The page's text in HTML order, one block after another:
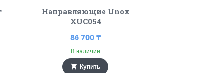
Направляющие Unox
XUC054
86 700 ₸
В наличии
Купить